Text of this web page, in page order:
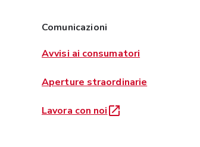
Comunicazioni
Avvisi ai consumatori
Aperture straordinarie
Lavora con noi